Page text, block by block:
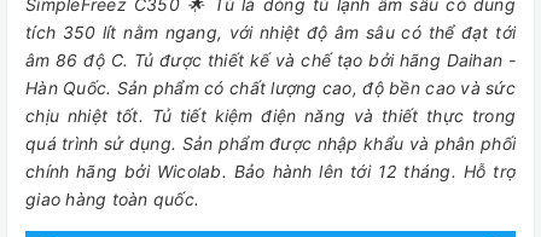
SimpleFreez C350 🌟 Tủ là dòng tủ lạnh âm sâu có dung
tích 350 lít nằm ngang, với nhiệt độ âm sâu có thể đạt tới
âm 86 độ C. Tủ được thiết kế và chế tạo bởi hãng Daihan -
Hàn Quốc. Sản phẩm có chất lượng cao, độ bền cao và sức
chịu nhiệt tốt. Tủ tiết kiệm điện năng và thiết thực trong
quá trình sử dụng. Sản phẩm được nhập khẩu và phân phối
chính hãng bởi Wicolab. Bảo hành lên tới 12 tháng. Hỗ trợ
giao hàng toàn quốc.